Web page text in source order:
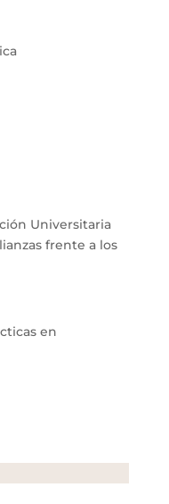
Universitaria
frente a los
en